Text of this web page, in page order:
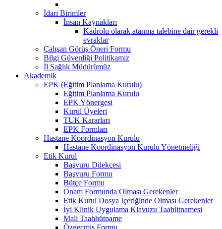
İdari Birimler
İnsan Kaynakları
Kadrolu olarak atanma talebine dair gerekli
evraklar
Çalışan Görüş Öneri Formu
Bilgi Güvenliği Politikamız
İl Sağlık Müdürümüz
Akademik
EPK (Eğitim Planlama Kurulu)
Eğitim Planlama Kurulu
EPK Yönergesi
Kurul Üyeleri
TUK Kararları
EPK Formları
Hastane Koordinasyon Kurulu
Hastane Koordinasyon Kurulu Yönetmeliği
Etik Kurul
Başvuru Dilekçesi
Başvuru Formu
Bütçe Formu
Onam Formunda Olması Gerekenler
Etik Kurul Dosya İçeriğinde Olması Gerekenler
İyi Klinik Uygulama Klavuzu Taahütnamesi
Mali Taahhütname
Özgeçmiş Formu